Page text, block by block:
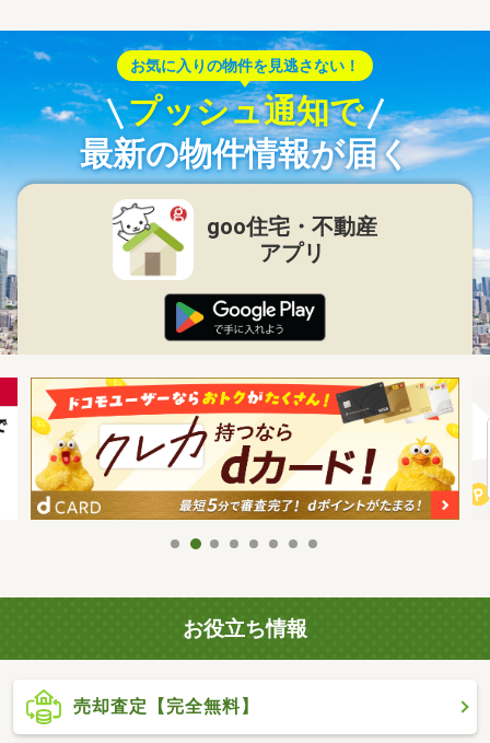
お気に入りの物件を見逃さない！
プッシュ通知で
最新の物件情報が届く
goo住宅・不動産
アプリ
お役立ち情報
売却査定【完全無料】